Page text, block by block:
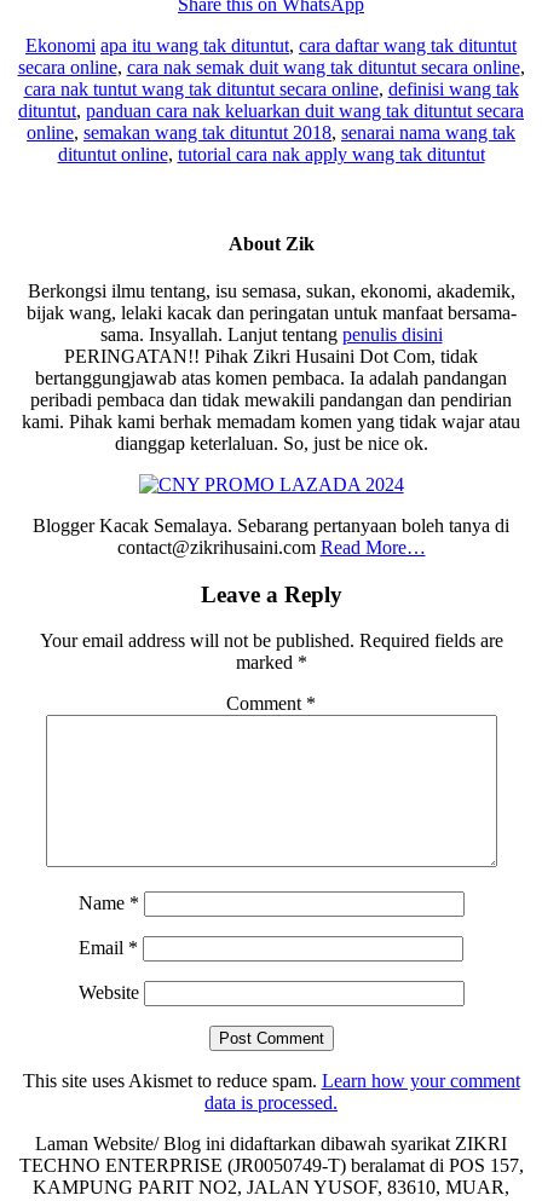
Share this on WhatsApp
Ekonomi apa itu wang tak dituntut, cara daftar wang tak dituntut
secara online, cara nak semak duit wang tak dituntut secara online,
cara nak tuntut wang tak dituntut secara online, definisi wang tak
dituntut, panduan cara nak keluarkan duit wang tak dituntut secara
online, semakan wang tak dituntut 2018, senarai nama wang tak
dituntut online, tutorial cara nak apply wang tak dituntut
About Zik
Berkongsi ilmu tentang, isu semasa, sukan, ekonomi, akademik,
bijak wang, lelaki kacak dan peringatan untuk manfaat bersama-
sama. Insyallah. Lanjut tentang penulis disini
PERINGATAN!! Pihak Zikri Husaini Dot Com, tidak
bertanggungjawab atas komen pembaca. Ia adalah pandangan
peribadi pembaca dan tidak mewakili pandangan dan pendirian
kami. Pihak kami berhak memadam komen yang tidak wajar atau
dianggap keterlaluan. So, just be nice ok.
Blogger Kacak Semalaya. Sebarang pertanyaan boleh tanya di
contact@zikrihusaini.com Read More…
Leave a Reply
Your email address will not be published. Required fields are
marked *
Comment *
Name *
Email *
Website
This site uses Akismet to reduce spam. Learn how your comment
data is processed.
Laman Website/ Blog ini didaftarkan dibawah syarikat ZIKRI
TECHNO ENTERPRISE (JR0050749-T) beralamat di POS 157,
KAMPUNG PARIT NO2, JALAN YUSOF, 83610, MUAR,